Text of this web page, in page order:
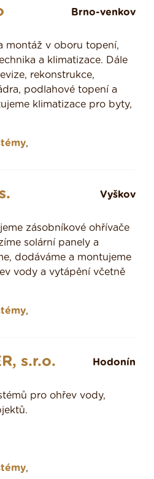
Brno-venkov
montáž v oboru topení,
a klimatizace. Dále
rekonstrukce,
podlahové topení a
klimatizace pro byty,
,
Vyškov
zásobníkové ohřívače
solární panely a
dodáváme a montujeme
vody a vytápění včetně
,
s.r.o. Hodonín
pro ohřev vody,
,